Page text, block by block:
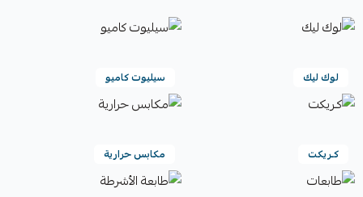
لوك ليك سيليوت كاميو
كـريكت مكابس حرارية